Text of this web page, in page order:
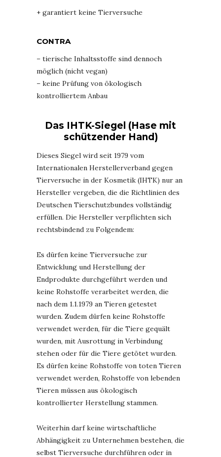
+ garantiert keine Tierversuche
CONTRA
– tierische Inhaltsstoffe sind dennoch
möglich (nicht vegan)
– keine Prüfung von ökologisch
kontrolliertem Anbau
Das IHTK-Siegel (Hase mit
schützender Hand)
Dieses Siegel wird seit 1979 vom
Internationalen Herstellerverband gegen
Tierversuche in der Kosmetik (IHTK) nur an
Hersteller vergeben, die die Richtlinien des
Deutschen Tierschutzbundes vollständig
erfüllen. Die Hersteller verpflichten sich
rechtsbindend zu Folgendem:
Es dürfen keine Tierversuche zur
Entwicklung und Herstellung der
Endprodukte durchgeführt werden und
keine Rohstoffe verarbeitet werden, die
nach dem 1.1.1979 an Tieren getestet
wurden. Zudem dürfen keine Rohstoffe
verwendet werden, für die Tiere gequält
wurden, mit Ausrottung in Verbindung
stehen oder für die Tiere getötet wurden.
Es dürfen keine Rohstoffe von toten Tieren
verwendet werden, Rohstoffe von lebenden
Tieren müssen aus ökologisch
kontrollierter Herstellung stammen.
Weiterhin darf keine wirtschaftliche
Abhängigkeit zu Unternehmen bestehen, die
selbst Tierversuche durchführen oder in